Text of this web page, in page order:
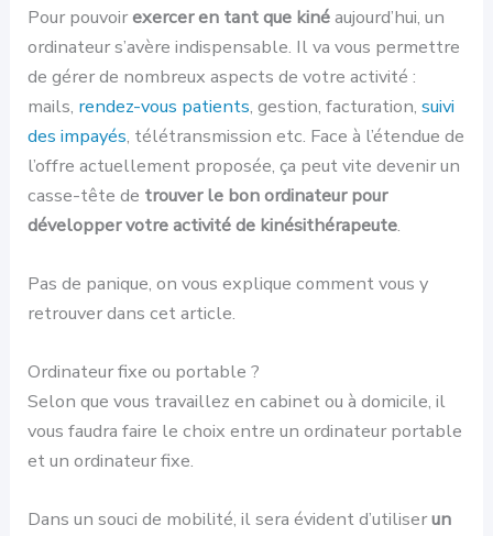
Pour pouvoirexercer en tant que kinéaujourd’hui, un
ordinateur s’avère indispensable. Il va vous permettre
de gérer de nombreux aspects de votre activité :
mails, rendez-vous patients, gestion, facturation,suivi
des impayés, télétransmission etc. Face à l’étendue de
l’offre actuellement proposée, ça peut vite devenir un
casse-tête de trouver le bon ordinateur pour
développer votre activité de kinésithérapeute.
Pas de panique, on vous explique comment vous y
retrouver dans cet article.
Ordinateur fixe ou portable ?
Selon que vous travaillez en cabinet ou à domicile, il
vous faudra faire le choix entre un ordinateur portable
et un ordinateur fixe.
Dans un souci de mobilité, il sera évident d’utiliserun